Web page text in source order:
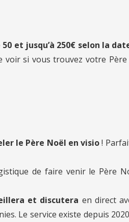
et jusqu’à 250€ selon la
voir si vous trouvez votre Père
le Père Noël en visio!
de faire venir le Père
et discutera en direct
Le service existe depuis